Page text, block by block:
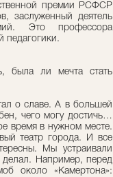
премии РСФСР
заслуженный деятель
Это профессора
педагогики.
была ли мечта стать
о славе. А в большей
чего могу достичь…
время в нужном месте.
театр города. И все
Мы устраивали
Например, перед
около «Камертона»: